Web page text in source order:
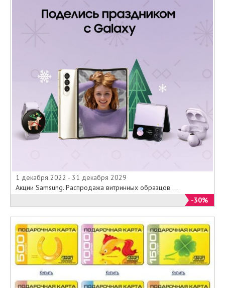
1 декабря 2022 - 31 декабря 2029
Акции Samsung. Распродажа витринных образцов ...
-30%